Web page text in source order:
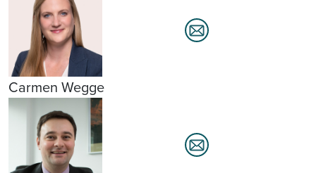
Carmen Wegge